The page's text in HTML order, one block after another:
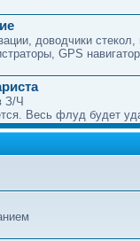
доводчики стекол,
GPS
З/Ч
Весь флуд будет